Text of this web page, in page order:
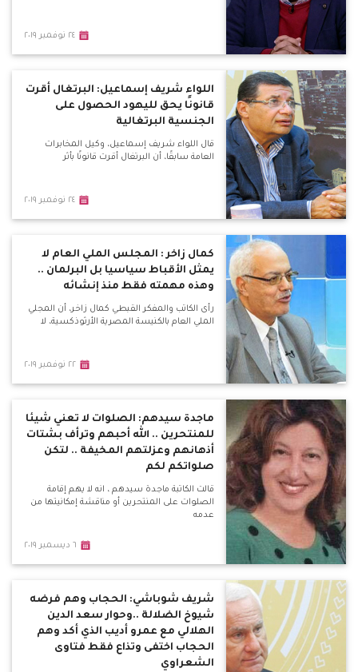
٢٤ نوفمبر ٢٠١٩
اللواء شريف إسماعيل: البرتغال أقرت
قانونًا يحق لليهود الحصول على
الجنسية البرتغالية
قال اللواء شريف إسماعيل، وكيل المخابرات
العامة سابقًا، أن البرتغال أقرت قانونًا بأثر
٢٤ نوفمبر ٢٠١٩
كمال زاخر : المجلس الملي العام لا
يمثل الأقباط سياسيا بل البرلمان ..
وهذه مهمته فقط منذ إنشائه
رأى الكاتب والمفكر القبطي كمال زاخر، أن المجلي
الملي العام بالكنيسة المصرية الأرثوذكسية، لا
٢٢ نوفمبر ٢٠١٩
ماجدة سيدهم: الصلوات لا تعني شيئا
للمنتحرين .. الله أحبهم وترأف بشتات
أذهانهم وعزلتهم المخيفة .. لتكن
صلواتكم لكم
قالت الكاتبة ماجدة سيدهم ، انه لا يهم إقامة
الصلوات على المنتحرين أو مناقشة إمكانيتها من
عدمه
٦ ديسمبر ٢٠١٩
شريف شوباشي: الحجاب وهم فرضه
شيوخ الضلالة ..وحوار سعد الدين
الهلالي مع عمرو أديب الذي أكد وهم
الحجاب اختفى وتذاع فقط فتاوى
الشعراوي